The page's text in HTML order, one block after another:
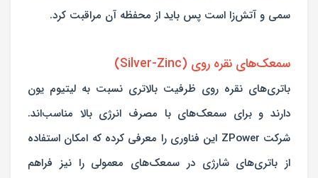
سمی و آتش‌زا است پس باید از محفظه آن مراقبت کرد.
سمعک‌های نقره روی (Silver-Zinc)
باتری‌های نقره روی ظرفیت بالاتری نسبت به لیتیوم یون
دارند و برای سمعک‌های با مصرف انرژی بالا مناسب‌اند.
شرکت ZPower این فناوری را معرفی کرده که امکان استفاده
از باتری‌های شارژی در سمعک‌های معمولی را نیز فراهم